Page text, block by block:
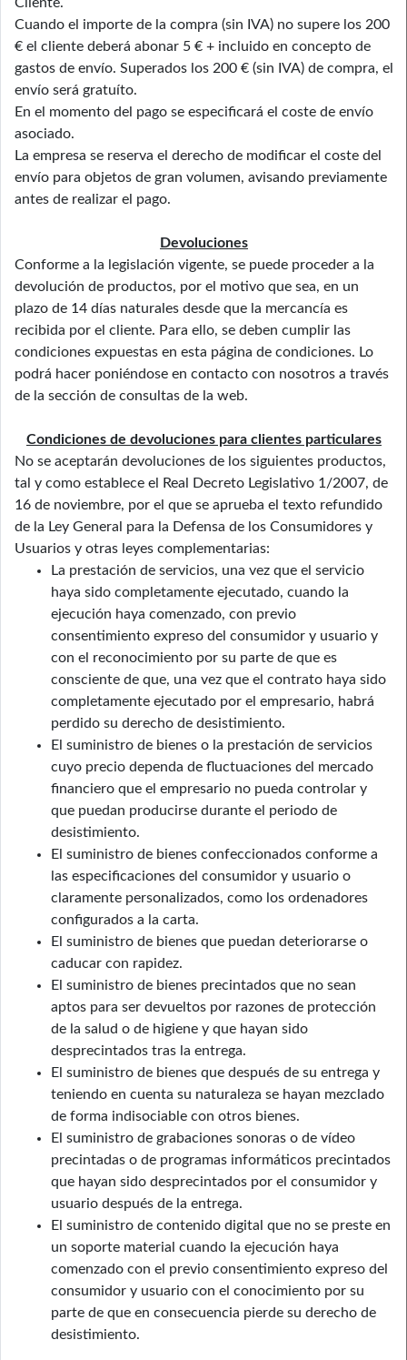
Cuando el importe de la compra (sin IVA) no supere los 200
€ el cliente deberá abonar 5 € + incluido en concepto de
gastos de envío. Superados los 200 € (sin IVA) de compra, el
envío será gratuíto.
En el momento del pago se especificará el coste de envío
asociado.
La empresa se reserva el derecho de modificar el coste del
envío para objetos de gran volumen, avisando previamente
antes de realizar el pago.
Devoluciones
Conforme a la legislación vigente, se puede proceder a la
devolución de productos, por el motivo que sea, en un
plazo de 14 días naturales desde que la mercancía es
recibida por el cliente. Para ello, se deben cumplir las
condiciones expuestas en esta página de condiciones. Lo
podrá hacer poniéndose en contacto con nosotros a través
de la sección de consultas de la web.
Condiciones de devoluciones para clientes particulares
No se aceptarán devoluciones de los siguientes productos,
tal y como establece el Real Decreto Legislativo 1/2007, de
16 de noviembre, por el que se aprueba el texto refundido
de la Ley General para la Defensa de los Consumidores y
Usuarios y otras leyes complementarias:
La prestación de servicios, una vez que el servicio
haya sido completamente ejecutado, cuando la
ejecución haya comenzado, con previo
consentimiento expreso del consumidor y usuario y
con el reconocimiento por su parte de que es
consciente de que, una vez que el contrato haya sido
completamente ejecutado por el empresario, habrá
perdido su derecho de desistimiento.
El suministro de bienes o la prestación de servicios
cuyo precio dependa de fluctuaciones del mercado
financiero que el empresario no pueda controlar y
que puedan producirse durante el periodo de
desistimiento.
El suministro de bienes confeccionados conforme a
las especificaciones del consumidor y usuario o
claramente personalizados, como los ordenadores
configurados a la carta.
El suministro de bienes que puedan deteriorarse o
caducar con rapidez.
El suministro de bienes precintados que no sean
aptos para ser devueltos por razones de protección
de la salud o de higiene y que hayan sido
desprecintados tras la entrega.
El suministro de bienes que después de su entrega y
teniendo en cuenta su naturaleza se hayan mezclado
de forma indisociable con otros bienes.
El suministro de grabaciones sonoras o de vídeo
precintadas o de programas informáticos precintados
que hayan sido desprecintados por el consumidor y
usuario después de la entrega.
El suministro de contenido digital que no se preste en
un soporte material cuando la ejecución haya
comenzado con el previo consentimiento expreso del
consumidor y usuario con el conocimiento por su
parte de que en consecuencia pierde su derecho de
desistimiento.